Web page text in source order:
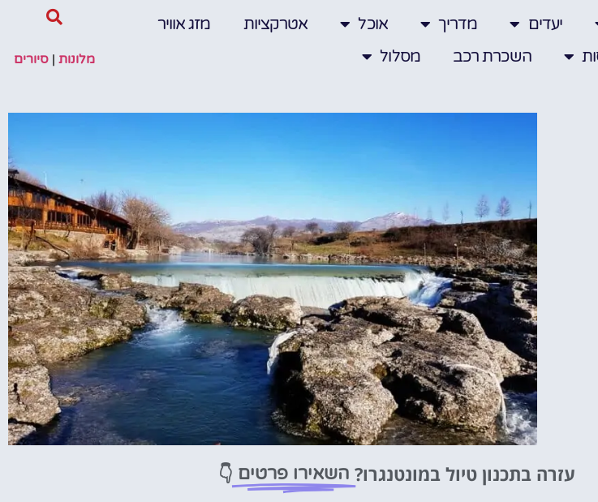
יעדים מדריך אוכל אטרקציות
מזג אוויר
השכרת רכב מסלול מלונות | סיורים
עזרה בתכנון טיול במונטנגרו? השאירו פרטים 👇